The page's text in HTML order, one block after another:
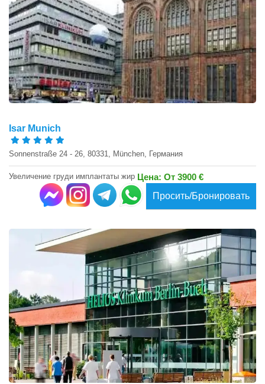
Isar Munich
Sonnenstraße 24 - 26, 80331, München, Германия
Увеличение груди имплантаты жир Цена: От 3900 €
Просить/Бронировать